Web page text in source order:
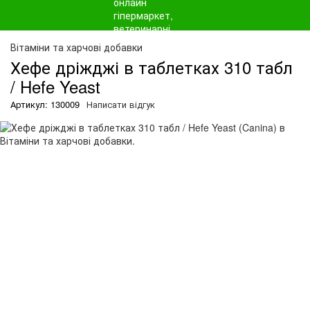
Вітаміни та харчові добавки
Хефе дріжджі в таблетках 310 табл
/ Hefe Yeast
Артикул: 130009 Написати відгук